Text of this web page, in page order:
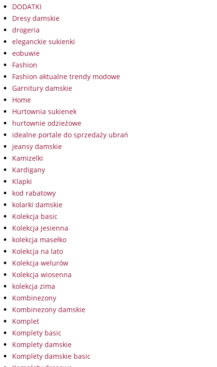
DODATKI
Dresy damskie
drogeria
eleganckie sukienki
eobuwie
Fashion
Fashion aktualne trendy modowe
Garnitury damskie
Home
Hurtownia sukienek
hurtownie odzieżowe
idealne portale do sprzedaży ubrań
jeansy damskie
Kamizelki
Kardigany
Klapki
kod rabatowy
kolarki damskie
Kolekcja basic
Kolekcja jesienna
kolekcja masełko
Kolekcja na lato
Kolekcja welurów
Kolekcja wiosenna
kolekcja zima
Kombinezony
Kombinezony damskie
Komplet
Komplety basic
Komplety damskie
Komplety damskie basic